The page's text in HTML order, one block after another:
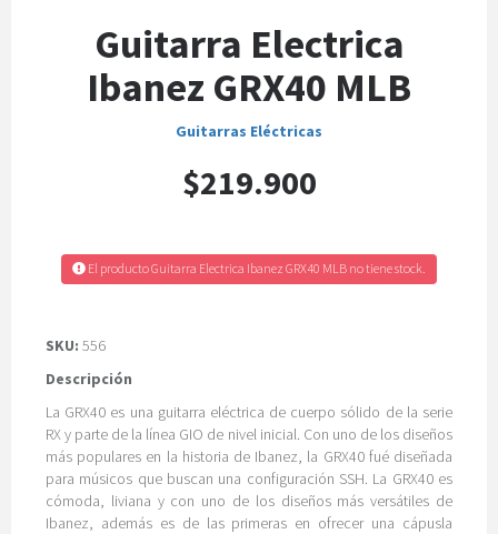
Guitarra Electrica
Ibanez GRX40 MLB
Guitarras Eléctricas
$219.900
El producto Guitarra Electrica Ibanez GRX40 MLB no tiene stock.
SKU: 556
Descripción
La GRX40 es una guitarra eléctrica de cuerpo sólido de la serie
RX y parte de la línea GIO de nivel inicial. Con uno de los diseños
más populares en la historia de Ibanez, la GRX40 fué diseñada
para músicos que buscan una configuración SSH. La GRX40 es
cómoda, liviana y con uno de los diseños más versátiles de
Ibanez, además es de las primeras en ofrecer una cápusla